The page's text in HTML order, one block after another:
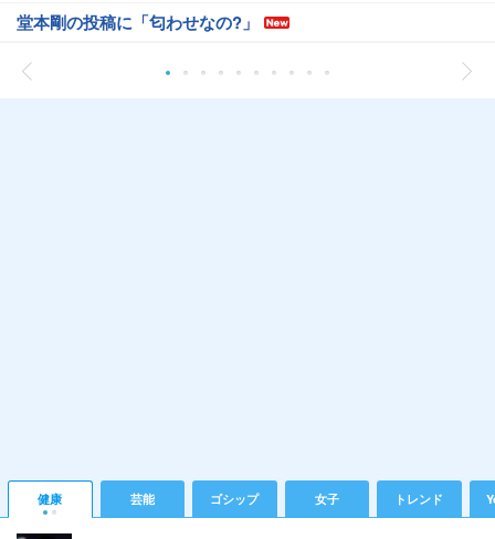
堂本剛の投稿に「匂わせなの?」
健康 芸能 ゴシップ 女子 トレンド